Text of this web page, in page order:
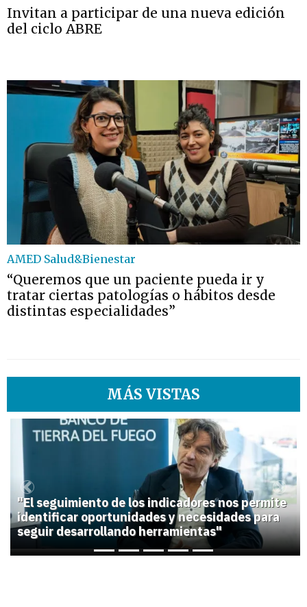
Invitan a participar de una nueva edición
del ciclo ABRE
AMED Salud&Bienestar
“Queremos que un paciente pueda ir y
tratar ciertas patologías o hábitos desde
distintas especialidades”
MÁS VISTAS
1
"El seguimiento de los indicadores nos permite
identificar oportunidades y necesidades para
seguir desarrollando herramientas"
Previous Next